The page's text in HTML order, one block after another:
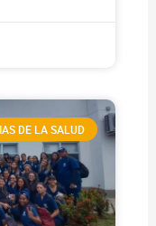
DE LA SALUD